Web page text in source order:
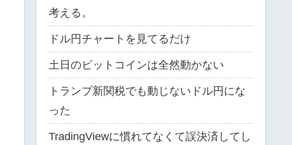
考える。
ドル円チャートを見てるだけ
土日のビットコインは全然動かない
トランプ新関税でも動じないドル円にな
った
TradingViewに慣れてなくて誤決済してし